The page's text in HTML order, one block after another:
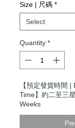
Size | 尺碼 *
Quantity *
【預定發貨時間
Time】約二至三
Weeks